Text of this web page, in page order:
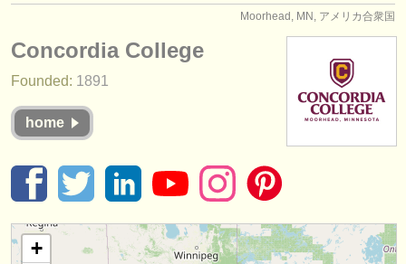
コンクール
盗まれた楽器
ディレクトリー:
オーケストラ
Moorhead, MN, アメリカ合衆国
Concordia College
Founded: 1891
home
+